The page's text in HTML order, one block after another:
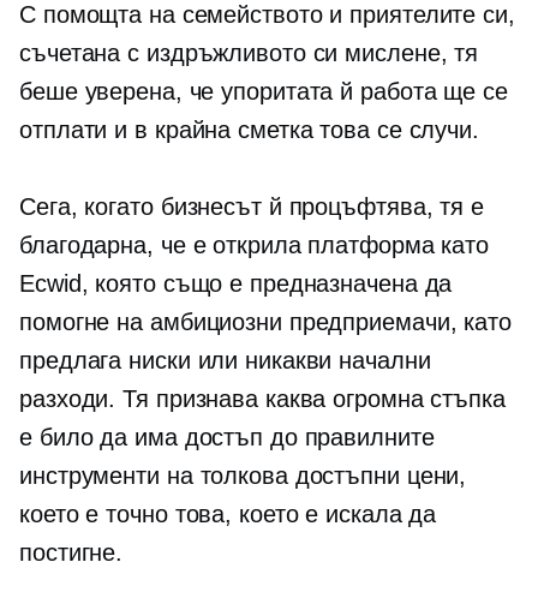
С помощта на семейството и приятелите си,
съчетана с издръжливото си мислене, тя
беше уверена, че упоритата й работа ще се
отплати и в крайна сметка това се случи.
Сега, когато бизнесът й процъфтява, тя е
благодарна, че е открила платформа като
Ecwid, която също е предназначена да
помогне на амбициозни предприемачи, като
предлага ниски или никакви начални
разходи. Тя признава каква огромна стъпка
е било да има достъп до правилните
инструменти на толкова достъпни цени,
което е точно това, което е искала да
постигне.